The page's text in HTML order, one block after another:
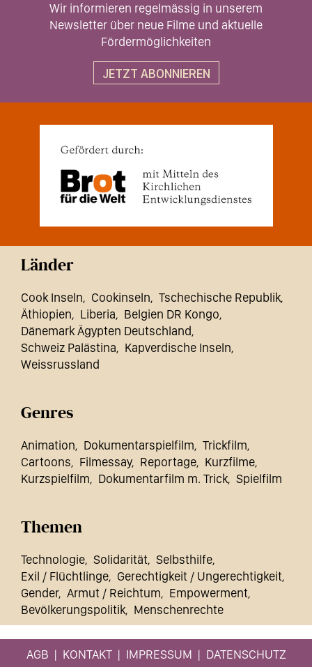
Wir informieren regelmässig in unserem
Newsletter über neue Filme und aktuelle
Fördermöglichkeiten
JETZT ABONNIEREN
Länder
Cook Inseln Cookinseln
Tschechische Republik
Äthiopien
Liberia
Belgien DR Kongo
Dänemark Ägypten Deutschland
Schweiz Palästina
Kapverdische Inseln
Weissrussland
Genres
Animation Dokumentarspielfilm
Trickfilm
Cartoons
Filmessay Reportage
Kurzfilme
Kurzspielfilm
Dokumentarfilm m. Trick Spielfilm
Themen
Technologie Solidarität
Selbsthilfe
Exil / Flüchtlinge
Gerechtigkeit / Ungerechtigkeit
Gender Armut / Reichtum
Empowerment
Bevölkerungspolitik
Menschenrechte
AGB KONTAKT IMPRESSUM DATENSCHUTZ